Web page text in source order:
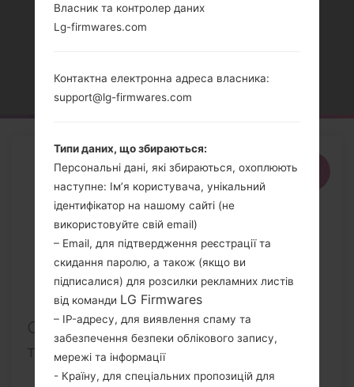
РЕГІОНИ
Головна →Новини →Регіони
Описання регіонів прошивок
телефонів LG
Власник та контролер даних
Lg-firmwares.com
Контактна електронна адреса власника:
support@lg-firmwares.com
Типи даних, що збираються:
Персональні дані, які збираються, охоплюють
наступне: Ім’я користувача, унікальний
ідентифікатор на нашому сайті (не
використовуйте свій email)
– Email, для підтвердження реєстрації та
скидання паролю, а також (якщо ви
підписалися) для розсилки рекламних листів
від команди LG Firmwares
– IP-адресу, для виявлення спаму та
забезпечення безпеки облікового запису,
мережі та інформації
- Країну, для спеціальних пропозицій для